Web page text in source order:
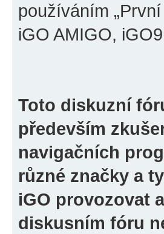
používáním
iGO AMIGO,
Toto diskuzní
především
navigačních
různé značky a
iGO provozovat
diskusním fóru